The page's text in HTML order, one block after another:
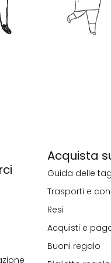
Acquista
Guida delle
Trasporti e
Resi
Acquisti e
Buoni regalo